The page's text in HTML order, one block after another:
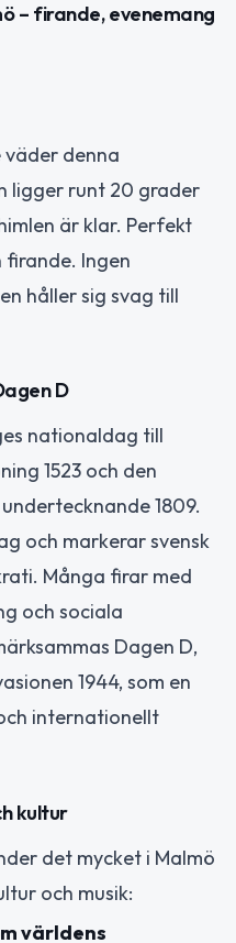
– firande, evenemang
denna
ligger runt 20 grader
är klar. Perfekt
Ingen
håller sig svag till
D
nationaldag till
1523 och den
1809.
och markerar svensk
Många firar med
och sociala
Dagen D,
1944, som en
internationellt
kultur
det mycket i Malmö
och musik:
världens